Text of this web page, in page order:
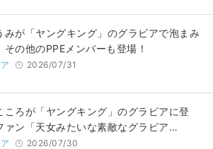
みが「ヤングキング」のグラビアで泡まみ
その他のPPEメンバーも登場！
2026/07/31
ころが「ヤングキング」のグラビアに登
ァン「天女みたいな素敵なグラビア…
2026/07/30